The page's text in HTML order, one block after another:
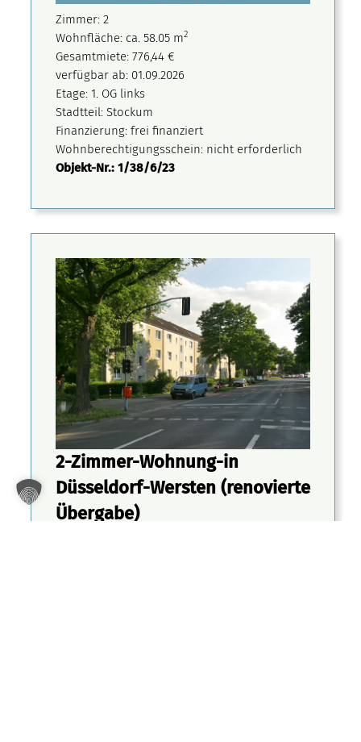
Zimmer: 2
Wohnfläche: ca. 58.05 m2
Gesamtmiete: 776,44 €
verfügbar ab: 01.09.2026
Etage: 1. OG links
Stadtteil: Stockum
Finanzierung: frei finanziert
Wohnberechtigungsschein: nicht erforderlich
Objekt-Nr.: 1/38/6/23
2-Zimmer-Wohnung-in
Düsseldorf-Wersten (renovierte
Übergabe)